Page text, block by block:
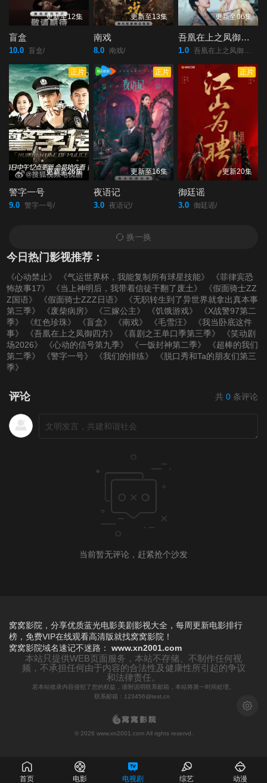
更新至12集
盲盒
10.0 盲盒/
更新至13集
南戏
8.0 南戏/
更新至06集
吾凰在上之凤御四方
1.0 吾凰在上之凤御四方/
正片
更新至26集
警字一号
9.0 警字一号/
正片
更新至16集
夜语记
3.0 夜语记/
正片
更新20集
御廷谣
3.0 御廷谣/
换一换
今日热门影视推荐：
《心动禁止》 《气运世界杯，我能复制所有球星技能》
《菲律宾恐
怖故事17》
《当上神明后，我带着信徒干翻了废土》
《假面骑士ZZ
Z国语》
《假面骑士ZZZ日语》
《无职转生到了异世界就拿出真本事
第三季》
《废柴病房》 《三嫁公主》 《饥饿游戏》
《X战警97第二
季》
《红色珍珠》 《盲盒》 《南戏》 《毛雪汪》
《我当卧底这件
事》
《吾凰在上之凤御四方》 《喜剧之王单口季第三季》
《笑动剧
场2026》
《心动的信号第九季》 《一饭封神第二季》
《超棒的我们
第二季》
《警字一号》 《我们的排练》
《脱口秀和Ta的朋友们第三
季》
评论 共 0 条评论
当前暂无评论，赶紧抢个沙发
浅色模
窝窝影院，分享优质蓝光电影美剧影视大全，每周更新电影排行
榜，免费VIP在线观看高清版就找窝窝影院！
窝窝影院域名速记不迷路： www.xn2001.com
本站只提供WEB页面服务，本站不存储、不制作任何视
频，不承担任何由于内容的合法性及健康性所引起的争议
和法律责任。
若本站收录内容侵犯了您的权益，请附说明联系邮箱，本站将第一时间处理。
联系邮箱：123456@test.cn
© 2026 www.xn2001.com All rights reservd.
首页 电影 电视剧 综艺 动漫